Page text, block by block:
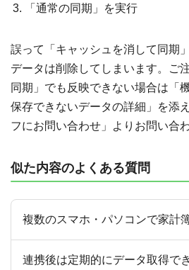
「通常の同期」を実行
誤って「キャッシュを消して同期
データは削除してしまいます。ご
同期」でも反映できない場合は「
保存できないデータの詳細」を添
フにお問い合わせ」よりお問い合
似た内容のよくある質問
複数のスマホ・パソコンで家計
連携後は定期的にデータ取得で